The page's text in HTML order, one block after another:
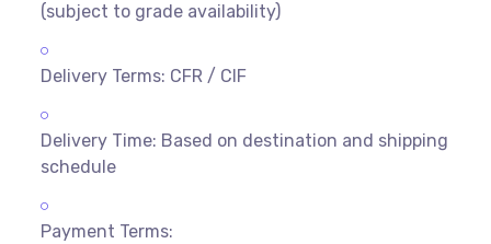
(subject to grade availability)
Delivery Terms: CFR / CIF
Delivery Time: Based on destination and shipping
schedule
Payment Terms: